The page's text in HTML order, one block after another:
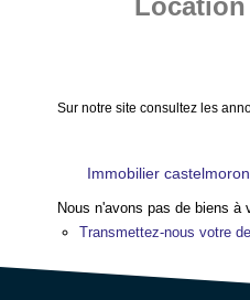
Sur notre site consultez les
Immobilier
Nous n'avons pas de biens
Transmettez-nous votre